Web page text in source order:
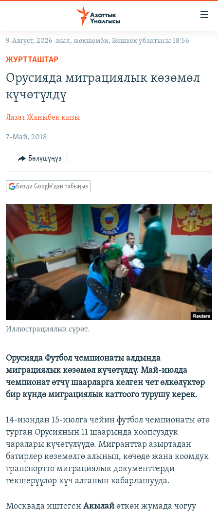
Навигацияга
өтүңүз
Издөөгө
салыңызКЫРГЫЗСТАН
ЭКОНОМИКА
МАДАНИЯТ
ДҮЙНӨ
БОРБОР АЗИЯ
УКРАИНА
АТАЙЫН ИЛИКТӨӨ
ТВ ПРОГРАММАЛАР
БҮГҮН АЗАТТЫКТА
БИЗ ЖАНА ДҮЙНӨ
ДАНИСТЕ
ЭЖЕ-СИҢДИЛЕР
ЫҢГАЙСЫЗ СУРООЛОР
ПОДКАСТ
ӨЗГӨЧӨ ПИКИР
ОНЛАЙН ШЕРИНЕ
ЭЕ/АРнун бардык сайттары
9-Август, 2026-жыл, жекшемби, Бишкек убактысы 18:56
ЖУРТТАШТАР
Орусияда миграциялык көзөмөл
күчөтүлдү
Лазат Жаныбек кызы
7-Май, 2018
Бөлүшүңүз
Бизди Google'дан табыңыз
Иллюстрациялык сүрөт.
Орусияда Футбол чемпионаты алдында
миграциялык көзөмөл күчөтүлдү. Май-июлда
чемпионат өтчү шаарларга келген чет өлкөлүктөр
бир күндө миграциялык каттоого турушу керек.
14-июндан 15-июлга чейин футбол чемпионаты өтө
турган Орусиянын 11 шаарында коопсуздук
чаралары күчөтүлүүдө. Мигранттар азыртадан
батирлер көзөмөлгө алынып, көчөдө жана коомдук
транспортто миграциялык документтерди
текшерүүлөр күч алганын кабарлашууда.
Москвада иштеген Акылай өткөн жумада чогуу